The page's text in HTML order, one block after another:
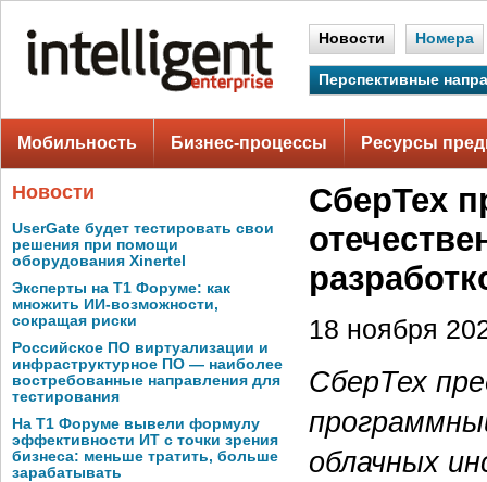
Новости Номера
Перспективные
Мобильность Бизнес-процессы Ресурсы
Новости
UserGate будет тестировать свои
решения при помощи
оборудования Xinertel
Эксперты на Т1 Форуме: как
множить ИИ-возможности,
сокращая риски
Российское ПО виртуализации и
инфраструктурное ПО — наиболее
востребованные направления для
тестирования
На Т1 Форуме вывели формулу
эффективности ИТ с точки зрения
бизнеса: меньше тратить, больше
зарабатывать
СберТех
18 ноября
СберТех
облачных